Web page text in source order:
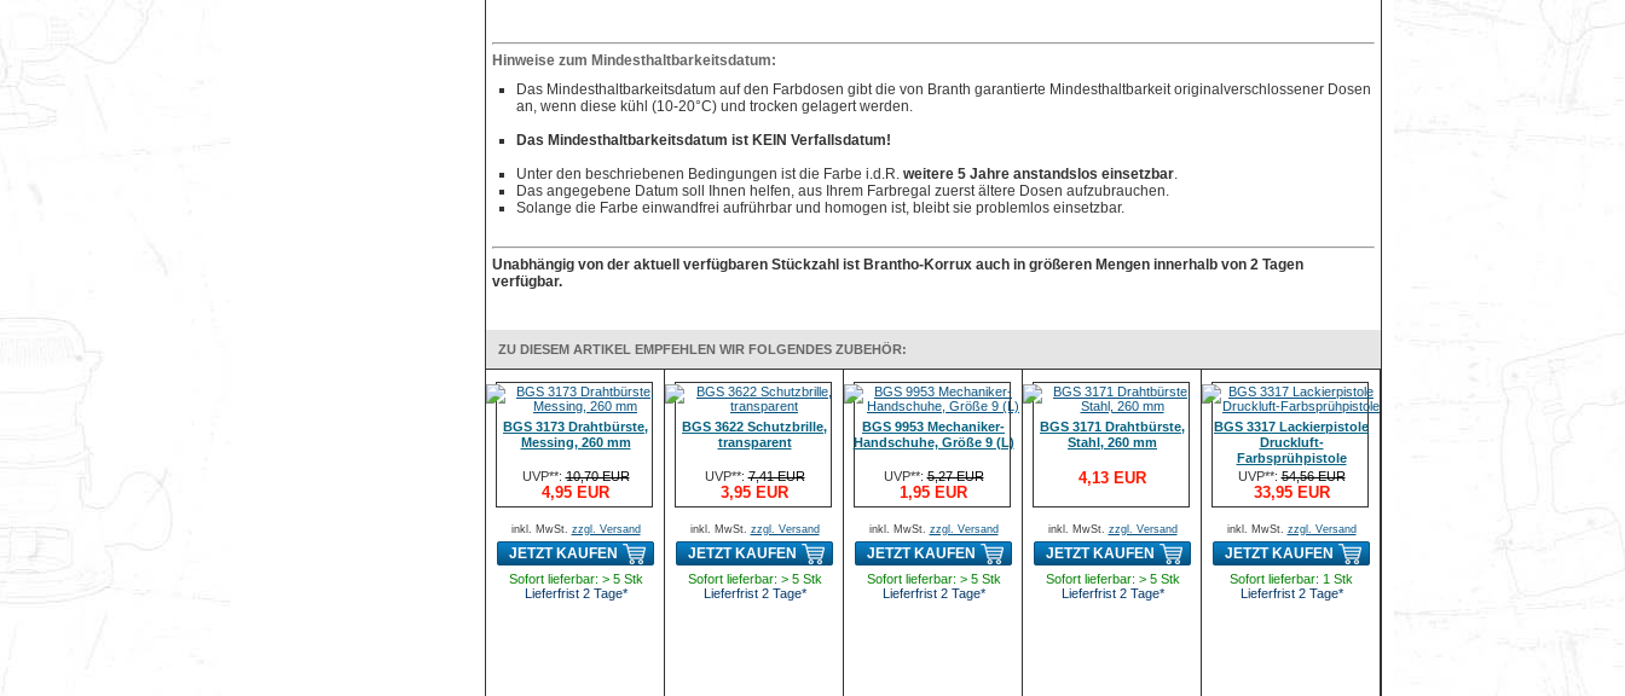
Hinweise zum Mindesthaltbarkeitsdatum:
Das Mindesthaltbarkeitsdatum auf den Farbdosen gibt die von Branth garantierte Mindesthaltbarkeit originalverschlossener Dosen
an, wenn diese kühl (10-20°C) und trocken gelagert werden.
Das Mindesthaltbarkeitsdatum ist KEIN Verfallsdatum!
Unter den beschriebenen Bedingungen ist die Farbe i.d.R. weitere 5 Jahre anstandslos einsetzbar.
Das angegebene Datum soll Ihnen helfen, aus Ihrem Farbregal zuerst ältere Dosen aufzubrauchen.
Solange die Farbe einwandfrei aufrührbar und homogen ist, bleibt sie problemlos einsetzbar.
Unabhängig von der aktuell verfügbaren Stückzahl ist Brantho-Korrux auch in größeren Mengen innerhalb von 2 Tagen
verfügbar.
ZU DIESEM ARTIKEL EMPFEHLEN WIR FOLGENDES ZUBEHÖR:
BGS 3173 Drahtbürste,
Messing, 260 mm
UVP**:10,70 EUR
4,95 EUR
inkl. MwSt. zzgl. Versand
JETZT KAUFEN
Sofort lieferbar: > 5 Stk
Lieferfrist 2 Tage*
BGS 3622 Schutzbrille,
transparent
UVP**:7,41 EUR
3,95 EUR
inkl. MwSt. zzgl. Versand
JETZT KAUFEN
Sofort lieferbar: > 5 Stk
Lieferfrist 2 Tage*
BGS 9953 Mechaniker-
Handschuhe, Größe 9 (L)
UVP**:5,27 EUR
1,95 EUR
inkl. MwSt. zzgl. Versand
JETZT KAUFEN
Sofort lieferbar: > 5 Stk
Lieferfrist 2 Tage*
BGS 3171 Drahtbürste,
Stahl, 260 mm
4,13 EUR
inkl. MwSt. zzgl. Versand
JETZT KAUFEN
Sofort lieferbar: > 5 Stk
Lieferfrist 2 Tage*
BGS 3317 Lackierpistole
Druckluft-
Farbsprühpistole
UVP**:54,56 EUR
33,95 EUR
inkl. MwSt. zzgl. Versand
JETZT KAUFEN
Sofort lieferbar: 1 Stk
Lieferfrist 2 Tage*